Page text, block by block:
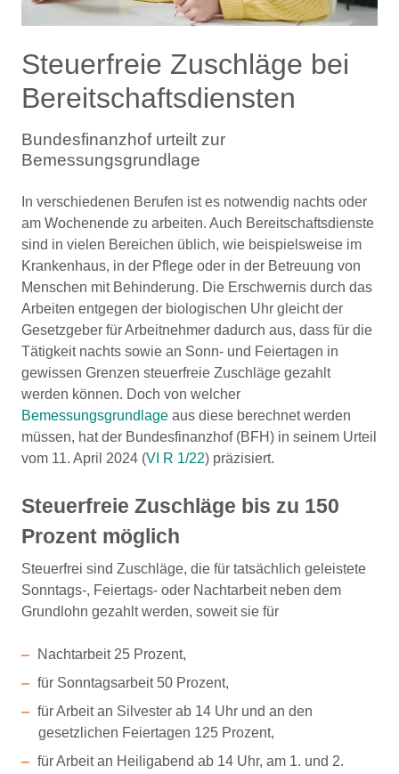
Steuerfreie Zuschläge bei
Bereitschaftsdiensten
Bundesfinanzhof urteilt zur
Bemessungsgrundlage
In verschiedenen Berufen ist es notwendig nachts oder
am Wochenende zu arbeiten. Auch Bereitschaftsdienste
sind in vielen Bereichen üblich, wie beispielsweise im
Krankenhaus, in der Pflege oder in der Betreuung von
Menschen mit Behinderung. Die Erschwernis durch das
Arbeiten entgegen der biologischen Uhr gleicht der
Gesetzgeber für Arbeitnehmer dadurch aus, dass für die
Tätigkeit nachts sowie an Sonn- und Feiertagen in
gewissen Grenzen steuerfreie Zuschläge gezahlt
werden können. Doch von welcher
Bemessungsgrundlage aus diese berechnet werden
müssen, hat der Bundesfinanzhof (BFH) in seinem Urteil
vom 11. April 2024 (VI R 1/22) präzisiert.
Steuerfreie Zuschläge bis zu 150
Prozent möglich
Steuerfrei sind Zuschläge, die für tatsächlich geleistete
Sonntags-, Feiertags- oder Nachtarbeit neben dem
Grundlohn gezahlt werden, soweit sie für
Nachtarbeit 25 Prozent,
für Sonntagsarbeit 50 Prozent,
für Arbeit an Silvester ab 14 Uhr und an den
gesetzlichen Feiertagen 125 Prozent,
für Arbeit an Heiligabend ab 14 Uhr, am 1. und 2.